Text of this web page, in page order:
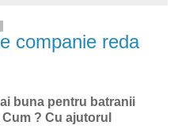
companie reda
buna pentru batranii
? Cu ajutorul